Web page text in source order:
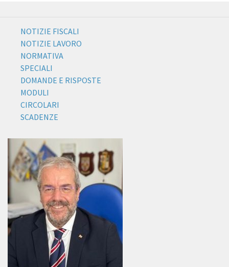
NOTIZIE FISCALI
NOTIZIE LAVORO
NORMATIVA
SPECIALI
DOMANDE E RISPOSTE
MODULI
CIRCOLARI
SCADENZE